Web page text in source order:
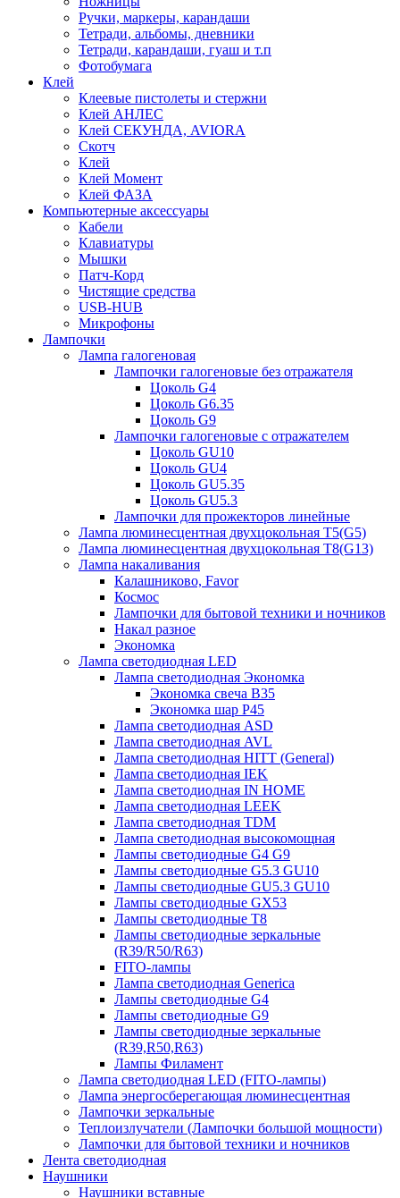
Ручки, маркеры, карандаши
Тетради, альбомы, дневники
Тетради, карандаши, гуаш и т.п
Фотобумага
Клей
Клеевые пистолеты и стержни
Клей АНЛЕС
Клей СЕКУНДА, AVIORA
Скотч
Клей
Клей Момент
Клей ФАЗА
Компьютерные аксессуары
Кабели
Клавиатуры
Мышки
Патч-Корд
Чистящие средства
USB-HUB
Микрофоны
Лампочки
Лампа галогеновая
Лампочки галогеновые без отражателя
Цоколь G4
Цоколь G6.35
Цоколь G9
Лампочки галогеновые с отражателем
Цоколь GU10
Цоколь GU4
Цоколь GU5.35
Цоколь GU5.3
Лампочки для прожекторов линейные
Лампа люминесцентная двухцокольная Т5(G5)
Лампа люминесцентная двухцокольная Т8(G13)
Лампа накаливания
Калашниково, Favor
Космос
Лампочки для бытовой техники и ночников
Накал разное
Экономка
Лампа светодиодная LED
Лампа светодиодная Экономка
Экономка свеча B35
Экономка шар P45
Лампа светодиодная ASD
Лампа светодиодная AVL
Лампа светодиодная HITT (General)
Лампа светодиодная IEK
Лампа светодиодная IN HOME
Лампа светодиодная LEEK
Лампа светодиодная TDM
Лампа светодиодная высокомощная
Лампы светодиодные G4 G9
Лампы светодиодные G5.3 GU10
Лампы светодиодные GU5.3 GU10
Лампы светодиодные GX53
Лампы светодиодные T8
Лампы светодиодные зеркальные
(R39/R50/R63)
FITO-лампы
Лампа светодиодная Generica
Лампы светодиодные G4
Лампы светодиодные G9
Лампы светодиодные зеркальные
(R39,R50,R63)
Лампы Филамент
Лампа светодиодная LED (FITO-лампы)
Лампа энергосберегающая люминесцентная
Лампочки зеркальные
Теплоизлучатели (Лампочки большой мощности)
Лампочки для бытовой техники и ночников
Лента светодиодная
Наушники
Наушники вставные